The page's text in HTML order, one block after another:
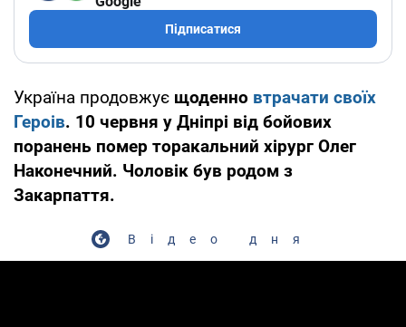
Підписатися
Україна продовжує щоденно втрачати своїх
Героів. 10 червня у Дніпрі від бойових
поранень помер торакальний хірург Олег
Наконечний. Чоловік був родом з
Закарпаття.
Відео дня